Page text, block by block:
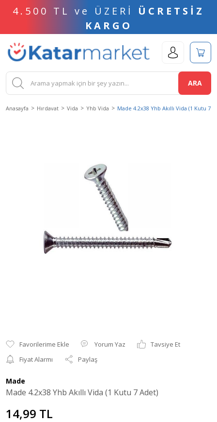
4.500 TL ve ÜZERİ ÜCRETSİZ
KARGO
ARA
Anasayfa Hırdavat Vida Yhb Vida Made 4.2x38 Yhb Akıllı Vida (1 Kutu 7
Yorum Yaz
Tavsiye Et
Fiyat Alarmı
Paylaş
Made
Made 4.2x38 Yhb Akıllı Vida (1 Kutu 7 Adet)
14,99 TL